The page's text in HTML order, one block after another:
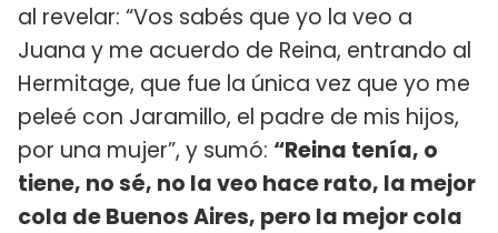
al revelar: “Vos sabés que yo la veo a
Juana y me acuerdo de Reina, entrando al
Hermitage, que fue la única vez que yo me
peleé con Jaramillo, el padre de mis hijos,
por una mujer”, y sumó: “Reina tenía, o
tiene, no sé, no la veo hace rato, la mejor
cola de Buenos Aires, pero la mejor cola